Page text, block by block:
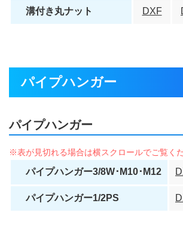
溝付き丸ナット DXF
パイプハンガー
パイプハンガー
パイプハンガー3/8W･M10･M12
パイプハンガー1/2PS